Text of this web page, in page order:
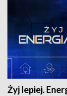
Żyj lepiej.